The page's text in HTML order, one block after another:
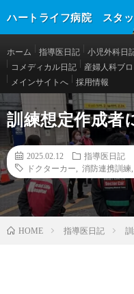
ハートライフ病院 スタ
ホーム 指導医日記 小児外科日
コメディカル日記
産婦人科ブ
メインサイトへ
採用情報
訓練想定作成者
2025.02.12
指導医日記
ドクターカー
消防連携訓練
HOME 指導医日記